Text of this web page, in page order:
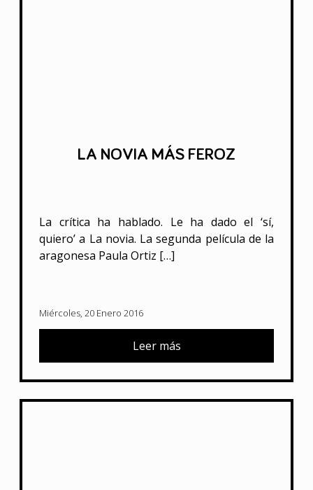
LA NOVIA MÁS FEROZ
La crítica ha hablado. Le ha dado el ‘sí,
quiero’ a La novia. La segunda película de la
aragonesa Paula Ortiz […]
Miércoles, 20 Enero 2016
Leer más